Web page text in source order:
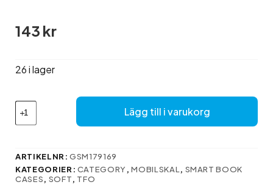
143 kr
26 i lager
Smart
Mjukt
fodral
Samsung
A35
Lägg till i varukorg
ARTIKELNR:GSM179169
KATEGORIER: CATEGORY ,MOBILSKAL , SMART BOOK
CASES, SOFT, TFO